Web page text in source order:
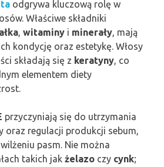
odgrywa kluczową rolę w
Właściwe składniki
, witaminy i minerały, mają
kondycję oraz estetykę. Włosy
składają się z keratyny, co
elementem diety
przyczyniają się do utrzymania
oraz regulacji produkcji sebum,
pasm. Nie można
takich jak żelazo czy cynk;